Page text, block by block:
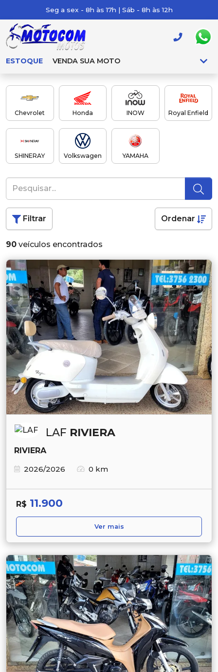
Seg a sex - 8h às 17h | Sáb - 8h às 12h
ESTOQUE VENDA SUA MOTO
Chevrolet Honda INOW Royal Enfield
SHINERAY Volkswagen YAMAHA
Filtrar Ordenar
90 veículos encontrados
LAF RIVIERA
RIVIERA
2026/2026
0 km
R$ 11.900
Ver mais